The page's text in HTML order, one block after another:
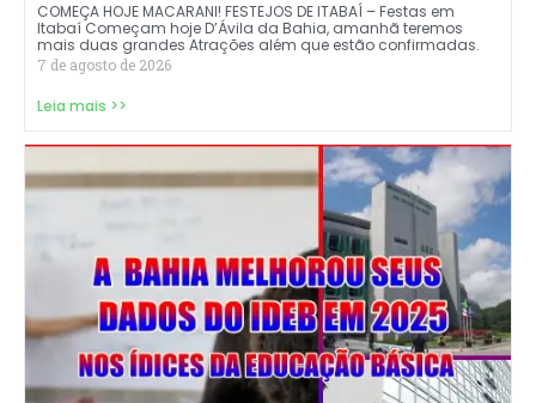
COMEÇA HOJE MACARANI! FESTEJOS DE ITABAÍ – Festas em
Itabaí Começam hoje D’Ávila da Bahia, amanhã teremos
mais duas grandes Atrações além que estão confirmadas.
7 de agosto de 2026
Leia mais >>